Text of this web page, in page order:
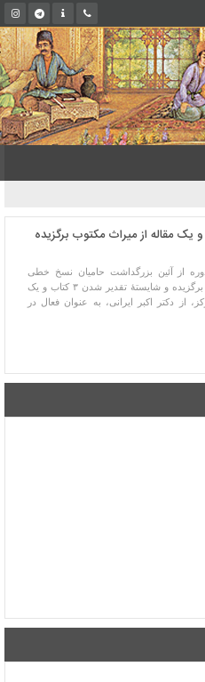
و یک مقاله از میراث مکتوب برگزیده
از آئین بزرگداشت حامیان نسخ خطی
علاوه بر برگزیده و شایستۀ تقدیر شدن ۳ کتاب و یک
از دکتر اکبر ایرانی، به عنوان فعال در